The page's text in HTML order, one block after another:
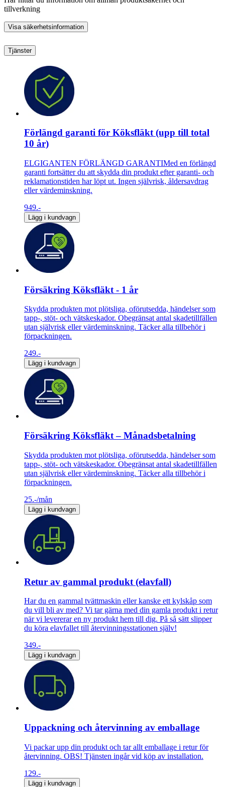
tillverkning
Visa säkerhetsinformation
Tjänster
Förlängd garanti för Köksfläkt (upp till total
10 år)
ELGIGANTEN FÖRLÄNGD GARANTIMed en förlängd
garanti fortsätter du att skydda din produkt efter garanti- och
reklamationstiden har löpt ut. Ingen självrisk, åldersavdrag
eller värdeminskning.
949.-
Lägg i kundvagn
Försäkring Köksfläkt - 1 år
Skydda produkten mot plötsliga, oförutsedda, händelser som
tapp-, stöt- och vätskeskador. Obegränsat antal skadetillfällen
utan självrisk eller värdeminskning. Täcker alla tillbehör i
förpackningen.
249.-
Lägg i kundvagn
Försäkring Köksfläkt – Månadsbetalning
Skydda produkten mot plötsliga, oförutsedda, händelser som
tapp-, stöt- och vätskeskador. Obegränsat antal skadetillfällen
utan självrisk eller värdeminskning. Täcker alla tillbehör i
förpackningen.
25.-/mån
Lägg i kundvagn
Retur av gammal produkt (elavfall)
Har du en gammal tvättmaskin eller kanske ett kylskåp som
du vill bli av med? Vi tar gärna med din gamla produkt i retur
när vi levererar en ny produkt hem till dig. På så sätt slipper
du köra elavfallet till återvinningsstationen själv!
349.-
Lägg i kundvagn
Uppackning och återvinning av emballage
Vi packar upp din produkt och tar allt emballage i retur för
återvinning. OBS! Tjänsten ingår vid köp av installation.
129.-
Lägg i kundvagn